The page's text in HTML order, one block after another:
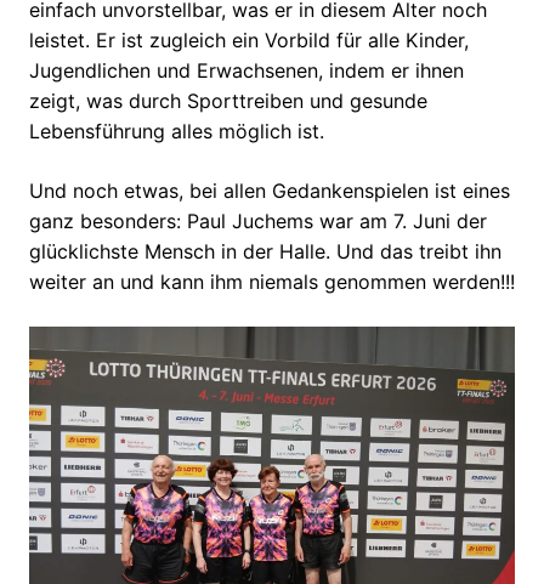
einfach unvorstellbar, was er in diesem Alter noch
leistet. Er ist zugleich ein Vorbild für alle Kinder,
Jugendlichen und Erwachsenen, indem er ihnen
zeigt, was durch Sporttreiben und gesunde
Lebensführung alles möglich ist.
Und noch etwas, bei allen Gedankenspielen ist eines
ganz besonders: Paul Juchems war am 7. Juni der
glücklichste Mensch in der Halle. Und das treibt ihn
weiter an und kann ihm niemals genommen werden!!!